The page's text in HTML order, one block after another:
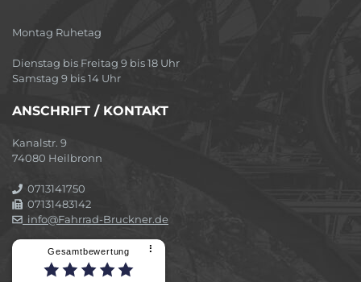
Montag Ruhetag
Dienstag bis Freitag 9 bis 18 Uhr
Samstag 9 bis 14 Uhr
ANSCHRIFT / KONTAKT
Kanalstr. 9
74080 Heilbronn
0713141750
07131483142
info@Fahrrad-Bruckner.de
Gesamtbewertung ⠇